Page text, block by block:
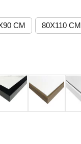
CM 80X110 CM